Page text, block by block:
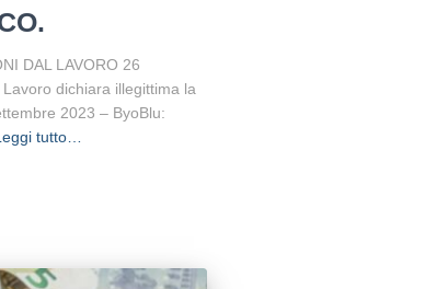
DAL LAVORO 26
dichiara illegittima la
2023 – ByoBlu:
tutto…